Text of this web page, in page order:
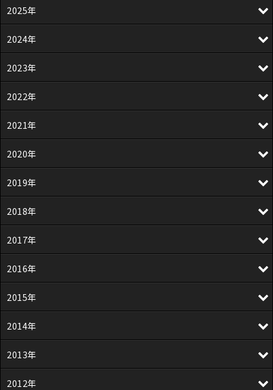
2025年
2024年
2023年
2022年
2021年
2020年
2019年
2018年
2017年
2016年
2015年
2014年
2013年
2012年